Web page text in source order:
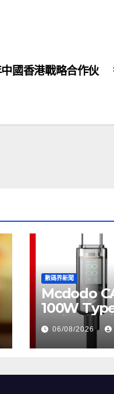
國香港戰略合作伙
數碼界新聞
Mcdodo
100W
正式上市，
HK$115
06/08/2026